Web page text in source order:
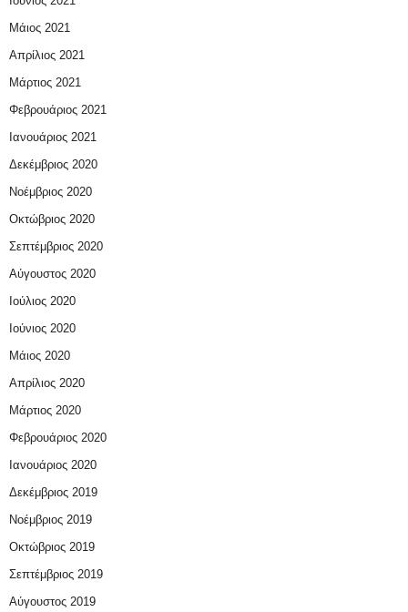
Μάιος 2021
Απρίλιος 2021
Μάρτιος 2021
Φεβρουάριος 2021
Ιανουάριος 2021
Δεκέμβριος 2020
Νοέμβριος 2020
Οκτώβριος 2020
Σεπτέμβριος 2020
Αύγουστος 2020
Ιούλιος 2020
Ιούνιος 2020
Μάιος 2020
Απρίλιος 2020
Μάρτιος 2020
Φεβρουάριος 2020
Ιανουάριος 2020
Δεκέμβριος 2019
Νοέμβριος 2019
Οκτώβριος 2019
Σεπτέμβριος 2019
Αύγουστος 2019